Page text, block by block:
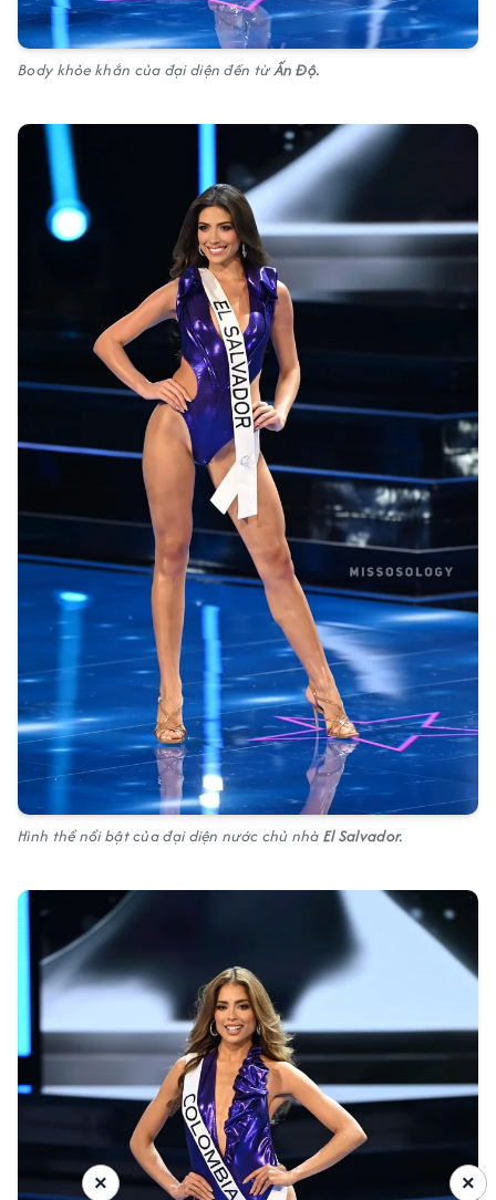
Body khỏe khắn của đại diện đến từẤn Độ.
Hình thể nổi bật của đại diện nước chủ nhà El Salvador.
×
×